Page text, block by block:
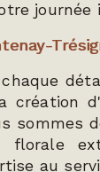
journée
sommes
au